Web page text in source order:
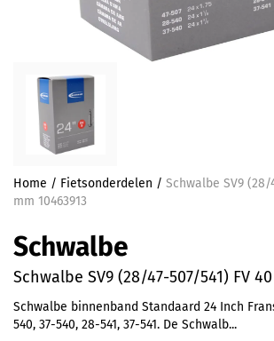
Home / Fietsonderdelen / Schwalbe SV9 (28/
mm 10463913
Schwalbe
Schwalbe SV9 (28/47-507/541) FV
Schwalbe binnenband Standaard 24 Inch
540, 37-540, 28-541, 37-541. De Schwalb...